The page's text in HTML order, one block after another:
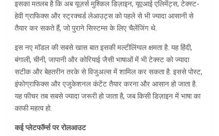
इसका मतलब है कि अब यूज़र्स मुश्किल डिज़ाइन, यूएआई एलिमेंट्स, टेक्स्ट-
हेवी ग्राफिक्स और स्ट्रक्चर्ड लेआउट्स को पहले से भी ज्यादा आसानी से
तैयार कर सकते हैं, जो पुराने सिस्टम्स के लिए चैलेंजिंग थे.
इस नए मॉडल की सबसे खास बात इसकी मल्टीलिंग्वल क्षमता है. यह हिंदी,
बंगाली, चीनी, जापानी और कोरियाई जैसी भाषाओं में भी टेक्स्ट को ज्यादा
सटीक और बेहतरीन तरके से विजुअल्स में शामिल कर सकता है. इससे पोस्ट,
इंफोग्राफिक्स और एजुकेशनल कंटेंट तैयार करना और आसान हो जाता है.
यह फीचर तब सबसे ज्यादा जरूरी हो जाता है, जब किसी डिज़ाइन में भाषा का
काफी महत्व हो.
कई प्लेटफॉर्म्स पर रोलआउट